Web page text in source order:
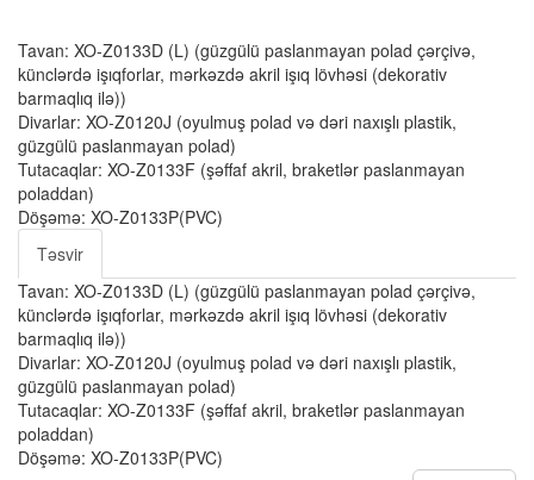
Tavan: XO-Z0133D (L) (güzgülü paslanmayan polad çərçivə,
künclərdə işıqforlar, mərkəzdə akril işıq lövhəsi (dekorativ
barmaqlıq ilə))
Divarlar: XO-Z0120J (oyulmuş polad və dəri naxışlı plastik,
güzgülü paslanmayan polad)
Tutacaqlar: XO-Z0133F (şəffaf akril, braketlər paslanmayan
poladdan)
Döşəmə: XO-Z0133P(PVC)
Təsvir
Tavan: XO-Z0133D (L) (güzgülü paslanmayan polad çərçivə,
künclərdə işıqforlar, mərkəzdə akril işıq lövhəsi (dekorativ
barmaqlıq ilə))
Divarlar: XO-Z0120J (oyulmuş polad və dəri naxışlı plastik,
güzgülü paslanmayan polad)
Tutacaqlar: XO-Z0133F (şəffaf akril, braketlər paslanmayan
poladdan)
Döşəmə: XO-Z0133P(PVC)